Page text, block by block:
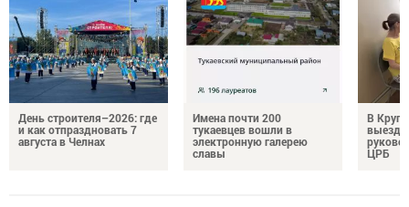
День строителя–2026: где
и как отпраздновать 7
августа в Челнах
Имена почти 200
тукаевцев вошли в
электронную галерею
славы
В
ЦРБ